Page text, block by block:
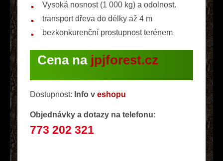
Vysoká nosnost (1 000 kg) a odolnost.
transport dřeva do délky až 4 m
bezkonkurenční prostupnost terénem
Cena na jpjforest.cz
Dostupnost: Info v eshopu
Objednávky a dotazy na telefonu:
773 202 321